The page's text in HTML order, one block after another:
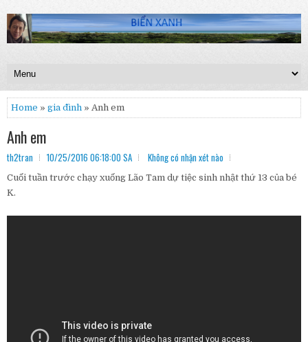
Home » gia đình » Anh em
Anh em
th2tran 10/25/2016 06:18:00 SA Không có nhận xét nào
Cuối tuần trước chạy xuống Lão Tam dự tiệc sinh nhật thứ 13 của bé
K.